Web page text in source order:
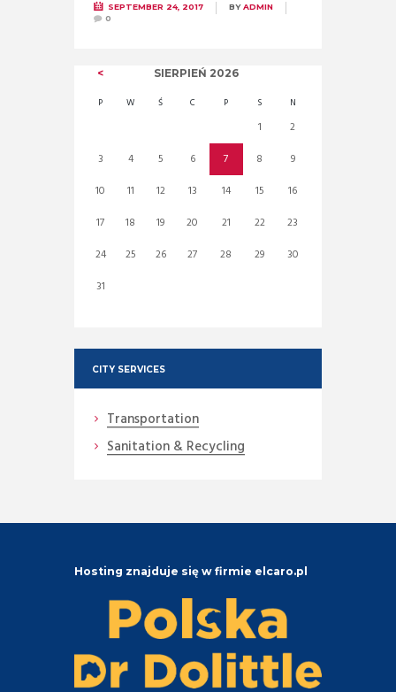
SEPTEMBER 24, 2017 BYADMIN
0
SIERPIEŃ 2026
P W Ś C P S N
1
2
3
4 5 6 7 8
9
10
11 12 13 14 15
16
17
18 19 20 21 22
23
24
25 26 27 28 29
30
31
CITY SERVICES
Transportation
Sanitation & Recycling
Hosting znajduje się w firmie elcaro.pl